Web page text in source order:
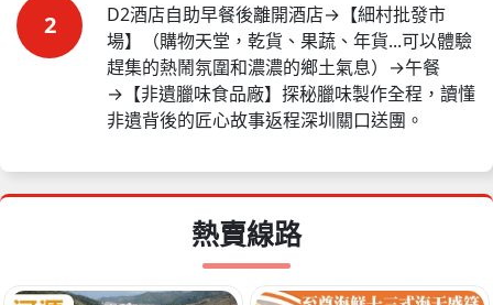
2
D2酒店自助早餐後離開酒店→【細村批發市
場】（購物天堂，乾貨、果蔬、年貨...可以體驗
趕集的熱鬧氛圍和濃濃的鄉土氣息）→午餐
→【非遺臘味食品廠】探秘臘味製作全程，讀懂
非遺背後的匠心故事返程深圳關口送團。
熱賣線路